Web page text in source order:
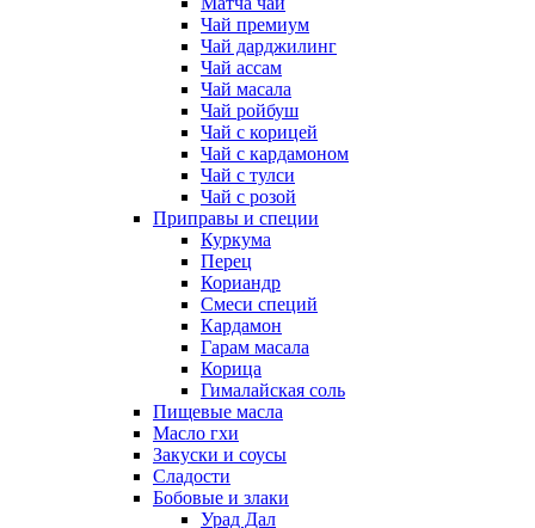
Чай премиум
Чай дарджилинг
Чай ассам
Чай масала
Чай ройбуш
Чай с корицей
Чай с кардамоном
Чай с тулси
Чай с розой
Приправы и специи
Куркума
Перец
Кориандр
Смеси специй
Кардамон
Гарам масала
Корица
Гималайская соль
Пищевые масла
Масло гхи
Закуски и соусы
Сладости
Бобовые и злаки
Урад Дал